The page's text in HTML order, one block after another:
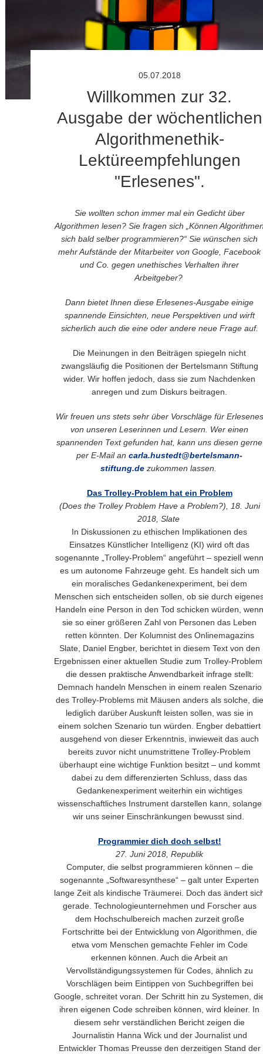
05.07.2018
Willkommen zur 32.
Ausgabe der wöchentlichen
Algorithmenethik-
Lektüreempfehlungen
"Erlesenes".
Sie wollten schon immer mal ein Gedicht über
Algorithmen lesen? Sie fragen sich „Können
sich bald selber programmieren?“ Sie wünschen sich
mehr Aufstände der Mitarbeiter von Google, Facebook
und Co. gegen unethisches Verhalten ihrer
Arbeitgeber?
Dann bietet Ihnen diese Erlesenes-Ausgabe einige
spannende Einsichten, neue Perspektiven und wirft
sicherlich auch die eine oder andere neue Frage auf.
Die Meinungen in den Beiträgen spiegeln nicht
zwangsläufig die Positionen der Bertelsmann Stiftung
wider. Wir hoffen jedoch, dass sie zum Nachdenken
anregen und zum Diskurs beitragen.
Wir freuen uns stets sehr über Vorschläge für Erlesenes
von unseren Leserinnen und Lesern. Wer einen
spannenden Text gefunden hat, kann uns diesen gerne
per E-Mail an carla.hustedt@bertelsmann-
stiftung.dezukommen lassen.
Das Trolley-Problem hat ein Problem
(Does the Trolley Problem Have a Problem?), 18. Juni
2018, Slate
In Diskussionen zu ethischen Implikationen des
Einsatzes Künstlicher Intelligenz (KI) wird oft das
sogenannte „Trolley-Problem“ angeführt – speziell wenn
es um autonome Fahrzeuge geht. Es handelt sich um
ein moralisches Gedankenexperiment, bei dem
Menschen sich entscheiden sollen, ob sie durch
Handeln eine Person in den Tod schicken würden, wenn
sie so einer größeren Zahl von Personen das Leben
retten könnten. Der Kolumnist des Onlinemagazins
Slate, Daniel Engber, berichtet in diesem Text von den
Ergebnissen einer aktuellen Studie zum Trolley-
die dessen praktische Anwendbarkeit infrage stellt:
Demnach handeln Menschen in einem realen Szenario
des Trolley-Problems mit Mäusen anders als solche, die
lediglich darüber Auskunft leisten sollen, was sie in
einem solchen Szenario tun würden. Engber debattiert
ausgehend von dieser Erkenntnis, inwieweit das auch
bereits zuvor nicht unumstrittene Trolley-Problem
überhaupt eine wichtige Funktion besitzt – und kommt
dabei zu dem differenzierten Schluss, dass das
Gedankenexperiment weiterhin ein wichtiges
wissenschaftliches Instrument darstellen kann, solange
wir uns seiner Einschränkungen bewusst sind.
Programmier dich doch selbst!
27. Juni 2018, Republik
Computer, die selbst programmieren können – die
sogenannte „Softwaresynthese“ – galt unter Experten
lange Zeit als kindische Träumerei. Doch das ändert
gerade. Technologieunternehmen und Forscher aus
dem Hochschulbereich machen zurzeit große
Fortschritte bei der Entwicklung von Algorithmen, die
etwa vom Menschen gemachte Fehler im Code
erkennen können. Auch die Arbeit an
Vervollständigungssystemen für Codes, ähnlich zu
Vorschlägen beim Eintippen von Suchbegriffen bei
Google, schreitet voran. Der Schritt hin zu Systemen,
ihren eigenen Code schreiben können, wird kleiner. In
diesem sehr verständlichen Bericht zeigen die
Journalistin Hanna Wick und der Journalist und
Entwickler Thomas Preusse den derzeitigen Stand der